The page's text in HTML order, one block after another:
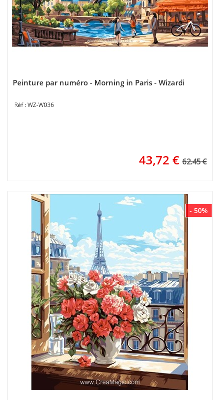
Peinture par numéro - Morning in Paris - Wizardi
WZ-W036
43,72 € 62.45 €
- 50%